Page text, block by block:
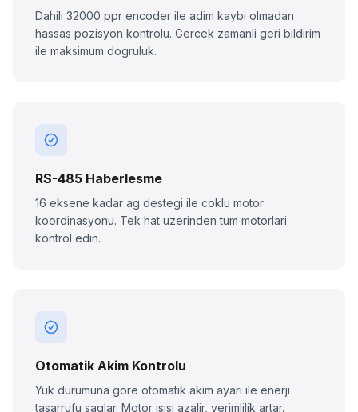
Dahili 32000 ppr encoder ile adim kaybi olmadan
hassas pozisyon kontrolu. Gercek zamanli geri bildirim
ile maksimum dogruluk.
RS-485 Haberlesme
16 eksene kadar ag destegi ile coklu motor
koordinasyonu. Tek hat uzerinden tum motorlari
kontrol edin.
Otomatik Akim Kontrolu
Yuk durumuna gore otomatik akim ayari ile enerji
tasarrufu saglar. Motor isisi azalir, verimlilik artar.